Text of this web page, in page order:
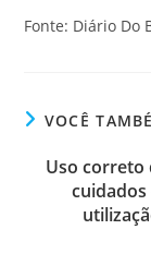
Fonte: Diário Do
VOCÊ
Uso correto
cuidados